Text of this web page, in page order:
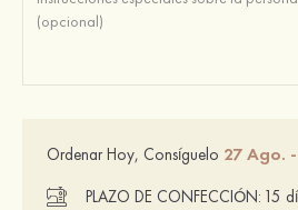
Ordenar Hoy, Consíguelo 27 Ago.
PLAZO DE CONFECCIÓN: 15